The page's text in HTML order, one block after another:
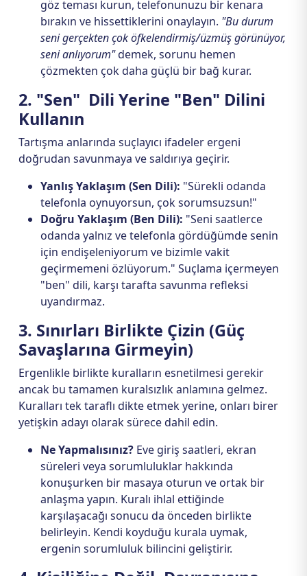
göz teması kurun, telefonunuzu bir kenara
bırakın ve hissettiklerini onaylayın. "Bu durum
seni gerçekten çok öfkelendirmiş/üzmüş görünüyor,
seni anlıyorum"demek, sorunu hemen
çözmekten çok daha güçlü bir bağ kurar.
2. "Sen" Dili Yerine "Ben" Dilini
Kullanın
Tartışma anlarında suçlayıcı ifadeler ergeni
doğrudan savunmaya ve saldırıya geçirir.
Yanlış Yaklaşım (Sen Dili): "Sürekli odanda
telefonla oynuyorsun, çok sorumsuzsun!"
Doğru Yaklaşım (Ben Dili): "Seni saatlerce
odanda yalnız ve telefonla gördüğümde senin
için endişeleniyorum ve bizimle vakit
geçirmemeni özlüyorum." Suçlama içermeyen
"ben" dili, karşı tarafta savunma refleksi
uyandırmaz.
3. Sınırları Birlikte Çizin (Güç
Savaşlarına Girmeyin)
Ergenlikle birlikte kuralların esnetilmesi gerekir
ancak bu tamamen kuralsızlık anlamına gelmez.
Kuralları tek taraflı dikte etmek yerine, onları birer
yetişkin adayı olarak sürece dahil edin.
Ne Yapmalısınız? Eve giriş saatleri, ekran
süreleri veya sorumluluklar hakkında
konuşurken bir masaya oturun ve ortak bir
anlaşma yapın. Kuralı ihlal ettiğinde
karşılaşacağı sonucu da önceden birlikte
belirleyin. Kendi koyduğu kurala uymak,
ergenin sorumluluk bilincini geliştirir.